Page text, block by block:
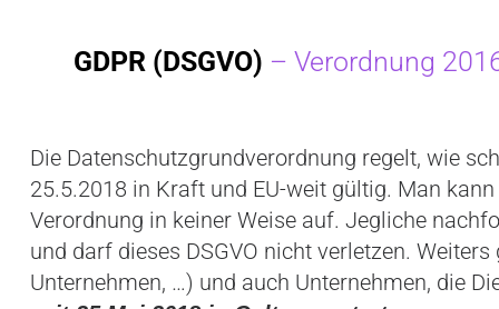
GDPR (DSGVO) – Verordnung
Die Datenschutzgrundverordnung regelt, wie
25.5.2018 in Kraft und EU-weit gültig. Man
Verordnung in keiner Weise auf. Jegliche
und darf dieses DSGVO nicht verletzen.
Unternehmen, …) und auch Unternehmen, die